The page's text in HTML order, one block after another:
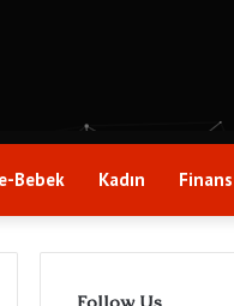
Bebek Kadın Finans